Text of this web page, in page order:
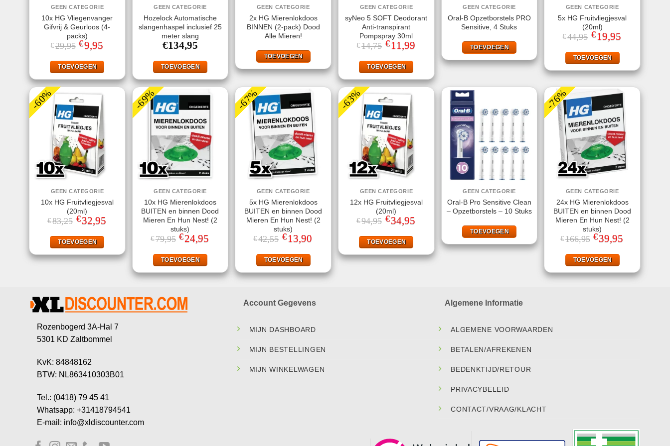
GEEN CATEGORIE
10x HG Vliegenvanger
Gifvrij & Geurloos (4-
packs)
€29,95 Oorspronkelijke
prijs
€29,95.
€9,95
€9,95.
TOEVOEGEN
GEEN CATEGORIE
Hozelock Automatische
slangenhaspel inclusief 25
meter slang
€134,95
TOEVOEGEN
GEEN CATEGORIE
2x HG Mierenlokdoos
BINNEN (2-pack) Dood
Alle Mieren!
TOEVOEGEN
GEEN CATEGORIE
syNeo 5 SOFT Deodorant
Anti-transpirant
Pompspray 30ml
€14,75 Oorspronkelijke
prijs
€14,75.
€ 11,99Huidige
TOEVOEGEN
GEEN CATEGORIE
Oral-B Opzetborstels PRO
Sensitive, 4 Stuks
TOEVOEGEN
GEEN CATEGORIE
5x HG Fruitvliegjesval
(20ml)
€44,95 Oorspronkelijke
prijs
€44,95.
€ 19,95prijs
TOEVOEGEN
-60%
GEEN CATEGORIE
10x HG Fruitvliegjesval
(20ml)
€83,25 Oorspronkelijke
prijs
€83,25.
€32,95prijs
TOEVOEGEN
-69%
GEEN CATEGORIE
10x HG Mierenlokdoos
BUITEN en binnen Dood
Mieren En Hun Nest! (2
stuks)
€79,95 Oorspronkelijke
prijs
€79,95.
€24,95
TOEVOEGEN
-67%
GEEN CATEGORIE
5x HG Mierenlokdoos
BUITEN en binnen Dood
Mieren En Hun Nest! (2
stuks)
€42,55 Oorspronkelijke
prijs
€42,55.
€ 13,90Huidige
TOEVOEGEN
-63%
GEEN CATEGORIE
12x HG Fruitvliegjesval
(20ml)
€94,95 Oorspronkelijke
prijs
€94,95.
€34,95prijs
TOEVOEGEN
GEEN CATEGORIE
Oral-B Pro Sensitive Clean
– Opzetborstels – 10 Stuks
TOEVOEGEN
-76%
GEEN CATEGORIE
24x HG Mierenlokdoos
BUITEN en binnen Dood
Mieren En Hun Nest! (2
stuks)
€166,95 Oorspronkelijke
prijs
€166,95.
€39,95
TOEVOEGEN
Rozenbogerd 3A-Hal 7
5301 KD Zaltbommel
KvK: 84848162
BTW: NL863410303B01
Tel.: (0418) 79 45 41
Whatsapp: +31418794541
E-mail: info@xldiscounter.com
Account Gegevens
MIJN DASHBOARD
MIJN BESTELLINGEN
MIJN WINKELWAGEN
Algemene Informatie
ALGEMENE VOORWAARDEN
BETALEN/AFREKENEN
BEDENKTIJD/RETOUR
PRIVACYBELEID
CONTACT/VRAAG/KLACHT